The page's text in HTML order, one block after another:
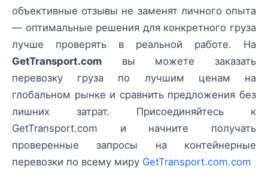
объективные отзывы не заменят личного опыта
— оптимальные решения для конкретного груза
лучше проверять в реальной работе. На
GetTransport.com вы можете заказать
перевозку груза по лучшим ценам на
глобальном рынке и сравнить предложения без
лишних затрат. Присоединяйтесь к
GetTransport.com и начните получать
проверенные запросы на контейнерные
перевозки по всему миру GetTransport.com.com